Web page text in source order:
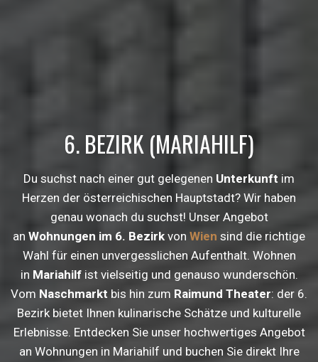
6. BEZIRK (MARIAHILF)
Du suchst nach einer gut gelegenen Unterkunft im
Herzen der österreichischen Hauptstadt? Wir haben
genau wonach du suchst! Unser Angebot
an Wohnungen im 6. Bezirk von Wien sind die richtige
Wahl für einen unvergesslichen Aufenthalt. Wohnen
in Mariahilfist vielseitig und genauso wunderschön.
Vom Naschmarkt bis hin zum Raimund Theater: der 6.
Bezirk bietet Ihnen kulinarische Schätze und kulturelle
Erlebnisse. Entdecken Sie unser hochwertiges Angebot
an Wohnungen in Mariahilf und buchen Sie direkt Ihre